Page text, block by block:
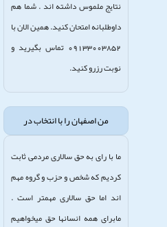
نتایج ملموس داشته اند . شما هم
داوطلبانه امتحان کنید. همین الان با
09133003852 تماس بگیرید و
نوبت رزرو کنید.
من اصفهان را با انتخاب در
ما با رای به حق سالاری مردمی ثابت
کردیم که شخص و حزب و گروه مهم
اند اما حق سالاری مهمتر است .
مابرای همه انسانها حق میخواهیم